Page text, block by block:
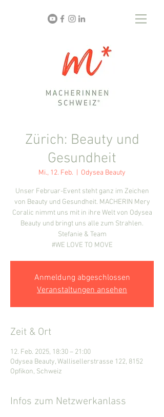
Zürich: Beauty und
Gesundheit
Mi., 12. Feb. Odysea Beauty
Unser Februar-Event steht ganz im Zeichen
von Beauty und Gesundheit. MACHERIN Mery
Coralic nimmt uns mit in ihre Welt von Odysea
Beauty und bringt uns alle zum Strahlen.
Stefanie & Team
#WE LOVE TO MOVE
Anmeldung abgeschlossen
Veranstaltungen ansehen
Zeit & Ort
12. Feb. 2025, 18:30 – 21:00
Odysea Beauty, Wallisellerstrasse 122, 8152
Opfikon, Schweiz
Infos zum Netzwerkanlass